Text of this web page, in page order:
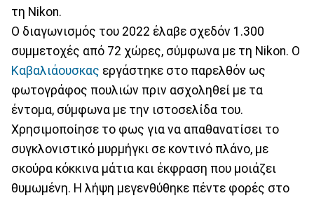
τη Nikon.
Ο διαγωνισμός του 2022 έλαβε σχεδόν 1.300
συμμετοχές από 72 χώρες, σύμφωνα με τη Nikon. Ο
Καβαλιάουσκας εργάστηκε στο παρελθόν ως
φωτογράφος πουλιών πριν ασχοληθεί με τα
έντομα, σύμφωνα με την ιστοσελίδα του.
Χρησιμοποίησε το φως για να απαθανατίσει το
συγκλονιστικό μυρμήγκι σε κοντινό πλάνο, με
σκούρα κόκκινα μάτια και έκφραση που μοιάζει
θυμωμένη. Η λήψη μεγενθύθηκε πέντε φορές στο